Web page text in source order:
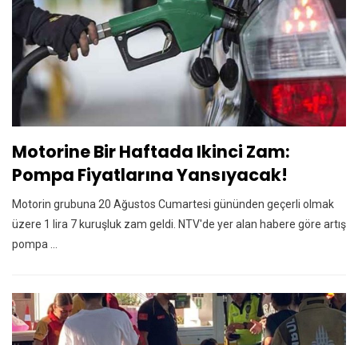
Motorine Bir Haftada Ikinci Zam:
Pompa Fiyatlarına Yansıyacak!
Motorin grubuna 20 Ağustos Cumartesi gününden geçerli olmak
üzere 1 lira 7 kuruşluk zam geldi. NTV'de yer alan habere göre artış
pompa ...